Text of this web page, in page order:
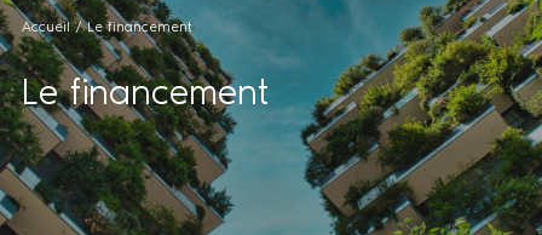
Accueil/Le financement
Le financement